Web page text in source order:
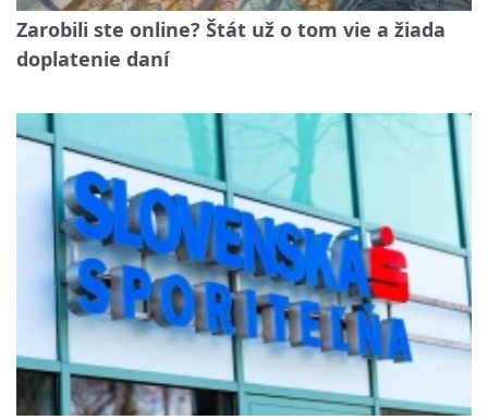
Zarobili ste online? Štát už o tom vie a žiada
doplatenie daní